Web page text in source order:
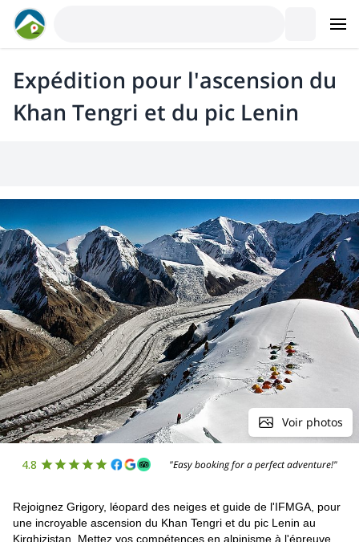
Expédition pour l'ascension du
Khan Tengri et du pic Lenin
Voir photos
4.8 "Easy booking for a perfect adventure!"
Rejoignez Grigory, léopard des neiges et guide de l'IFMGA, pour
une incroyable ascension du Khan Tengri et du pic Lenin au
Kirghizistan. Mettez vos compétences en alpinisme à l'épreuve